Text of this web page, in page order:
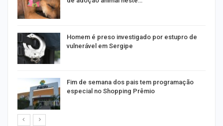
Homem é preso investigado por estupro de
vulnerável em Sergipe
Fim de semana dos pais tem programação
especial no Shopping Prêmio